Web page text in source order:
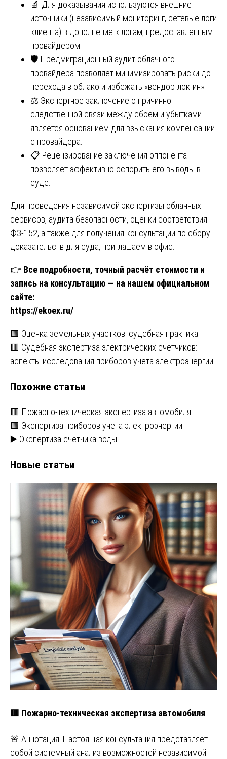
🔬 Для доказывания используются внешние
источники (независимый мониторинг, сетевые логи
клиента) в дополнение к логам, предоставленным
провайдером.
🛡️ Предмиграционный аудит облачного
провайдера позволяет минимизировать риски до
перехода в облако и избежать «вендор-лок-ин».
⚖️ Экспертное заключение о причинно-
следственной связи между сбоем и убытками
является основанием для взыскания компенсации
с провайдера.
📋 Рецензирование заключения оппонента
позволяет эффективно оспорить его выводы в
суде.
Для проведения независимой экспертизы облачных
сервисов, аудита безопасности, оценки соответствия
ФЗ-152, а также для получения консультации по сбору
доказательств для суда, приглашаем в офис.
👉 Все подробности, точный расчёт стоимости и
запись на консультацию — на нашем официальном
сайте:
https://ekoex.ru/
Навигация
по
🟩 Оценка земельных участков: судебная практика
🟥 Судебная экспертиза электрических счетчиков:
аспекты исследования приборов учета электроэнергии
Похожие статьи
🟥 Пожарно-техническая экспертиза автомобиля
🟩 Экспертиза приборов учета электроэнергии
▶️ Экспертиза счетчика воды
Новые статьи
🟥 Пожарно-техническая экспертиза автомобиля
🚨 Аннотация: Настоящая консультация представляет
собой системный анализ возможностей независимой